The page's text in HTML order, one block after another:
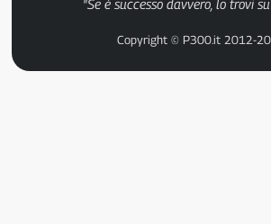
"Se è successo davvero, lo trovi
Copyright © P300.it 2012-